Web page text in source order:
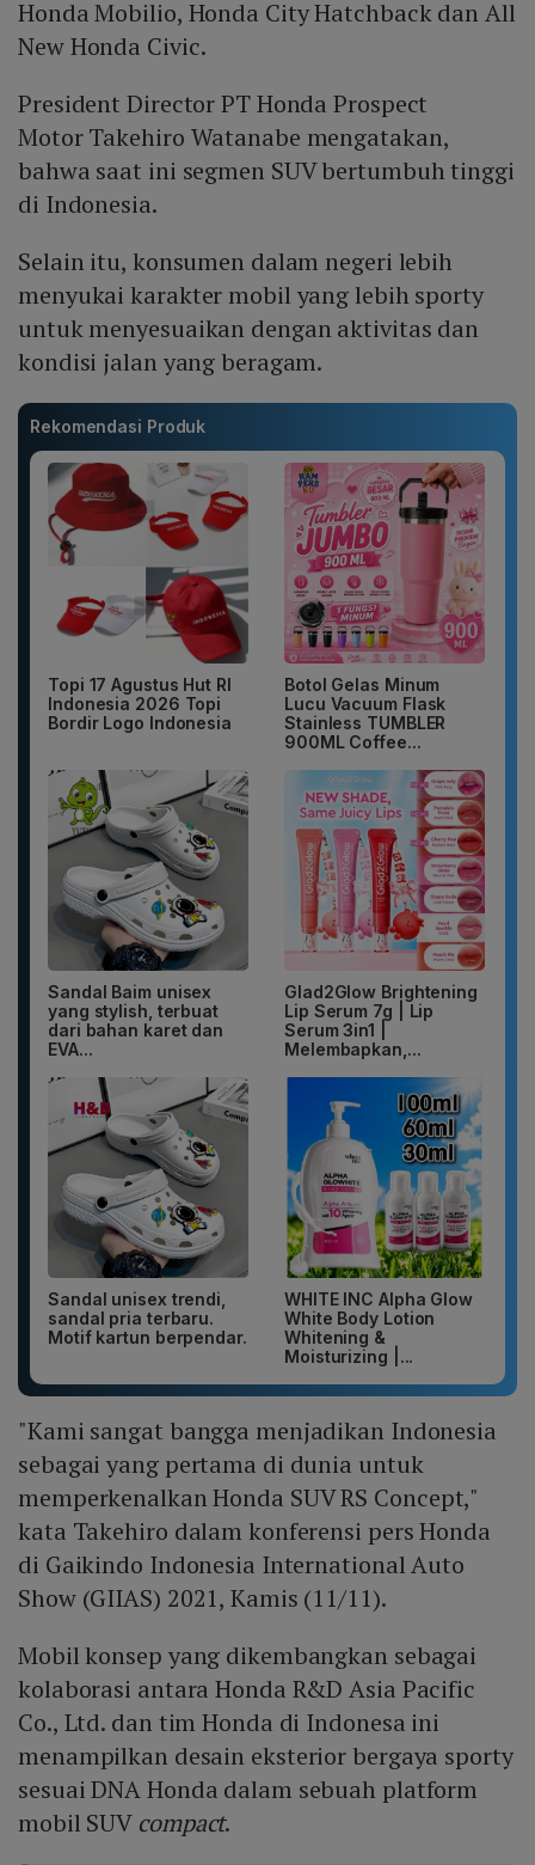
Honda Mobilio, Honda City Hatchback dan All
New Honda Civic.
President Director PT Honda Prospect
Motor Takehiro Watanabe mengatakan,
bahwa saat ini segmen SUV bertumbuh tinggi
di Indonesia.
Selain itu, konsumen dalam negeri lebih
menyukai karakter mobil yang lebih sporty
untuk menyesuaikan dengan aktivitas dan
kondisi jalan yang beragam.
Rekomendasi Produk
Topi 17 Agustus Hut RI
Indonesia 2026 Topi
Bordir Logo Indonesia
Botol Gelas Minum
Lucu Vacuum Flask
Stainless TUMBLER
900ML Coffee...
Sandal Baim unisex
yang stylish, terbuat
dari bahan karet dan
EVA...
Glad2Glow Brightening
Lip Serum 7g | Lip
Serum 3in1 |
Melembapkan,...
Sandal unisex trendi,
sandal pria terbaru.
Motif kartun berpendar.
WHITE INC Alpha Glow
White Body Lotion
Whitening &
Moisturizing |...
"Kami sangat bangga menjadikan Indonesia
sebagai yang pertama di dunia untuk
memperkenalkan Honda SUV RS Concept,"
kata Takehiro dalam konferensi pers Honda
di Gaikindo Indonesia International Auto
Show (GIIAS) 2021, Kamis (11/11).
Mobil konsep yang dikembangkan sebagai
kolaborasi antara Honda R&D Asia Pacific
Co., Ltd. dan tim Honda di Indonesa ini
menampilkan desain eksterior bergaya sporty
sesuai DNA Honda dalam sebuah platform
mobil SUV compact.